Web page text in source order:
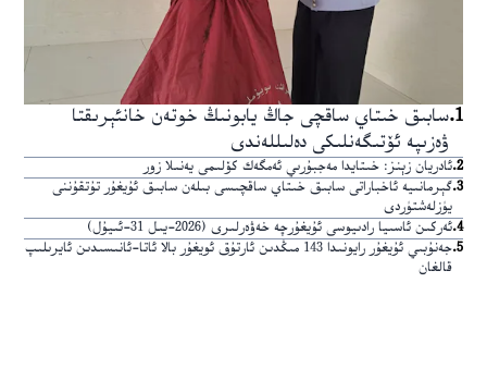
1
.سابىق خىتاي ساقچى جاڭ يابونىڭ خوتەن خانئېرىقتا
ۋەزىپە ئۆتىگەنلىكى دەلىللەندى
2
.ئادريان زېنز: خىتايدا مەجبۇرىي ئەمگەك كۆلىمى يەنىلا زور
3
.گېرمانىيە ئاخباراتى سابىق خىتاي ساقچىسى بىلەن سابىق ئۇيغۇر تۇتقۇننى
يۈزلەشتۈردى
4
.ئەركىن ئاسىيا رادىيوسى ئۇيغۇرچە خەۋەرلىرى (2026-يىل 31-ئىيۇل)
5
.
جەنۇبىي ئۇيغۇر رايونىدا 143 مىڭدىن ئارتۇق ئويغۇر بالا ئاتا-ئانىسىدىن ئايرىلىپ
قالغان